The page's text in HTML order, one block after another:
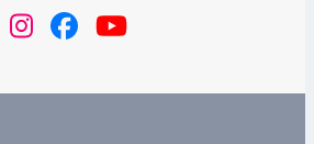
instagram
FacebookYouTube